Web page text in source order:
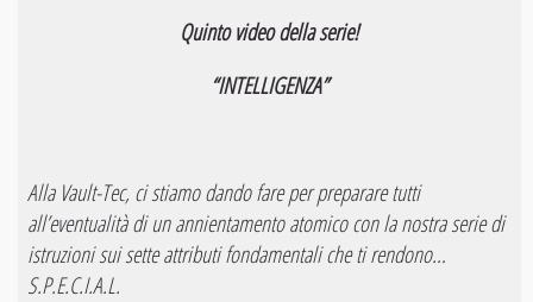
Quinto video della serie!
“INTELLIGENZA”
Alla Vault-Tec, ci stiamo dando fare per preparare tutti
all’eventualità di un annientamento atomico con la nostra serie di
istruzioni sui sette attributi fondamentali che ti rendono…
S.P.E.C.I.A.L.